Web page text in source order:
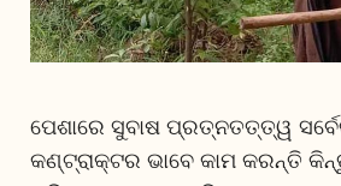
ପେଶାରେ ସୁବାଷ ପ୍ରତ୍ନତତ୍ତ୍ୱ
କଣ୍ଟ୍ରାକ୍ଟର ଭାବେ କାମ କରନ୍ତି